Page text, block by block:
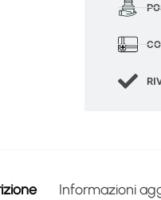
Informazioni